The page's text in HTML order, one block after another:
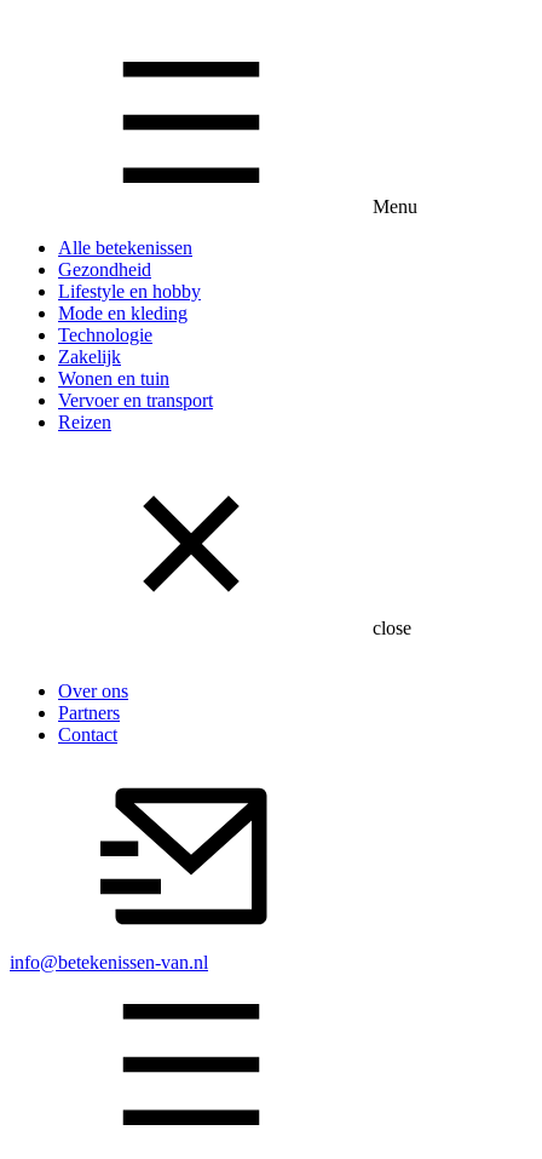
Menu
Alle betekenissen
Gezondheid
Lifestyle en hobby
Mode en kleding
Technologie
Zakelijk
Wonen en tuin
Vervoer en transport
Reizen
close
Over ons
Partners
Contact
info@betekenissen-van.nl